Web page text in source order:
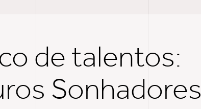
de talentos:
Sonhadores